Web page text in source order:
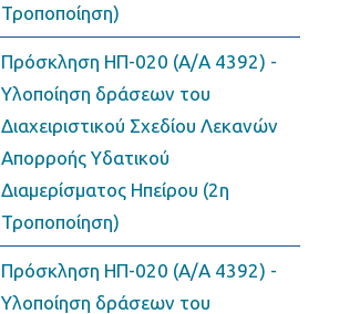
Τροποποίηση)
Πρόσκληση ΗΠ-020 (Α/Α 4392) -
Υλοποίηση δράσεων του
Διαχειριστικού Σχεδίου Λεκανών
Απορροής Υδατικού
Διαμερίσματος Ηπείρου (2η
Τροποποίηση)
Πρόσκληση ΗΠ-020 (Α/Α 4392) -
Υλοποίηση δράσεων του